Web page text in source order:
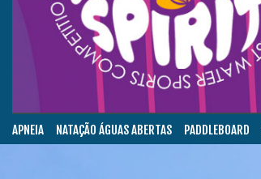
APNEIA NATAÇÃO ÁGUAS ABERTAS PADDLEBOARD